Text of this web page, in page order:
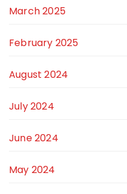
March 2025
February 2025
August 2024
July 2024
June 2024
May 2024